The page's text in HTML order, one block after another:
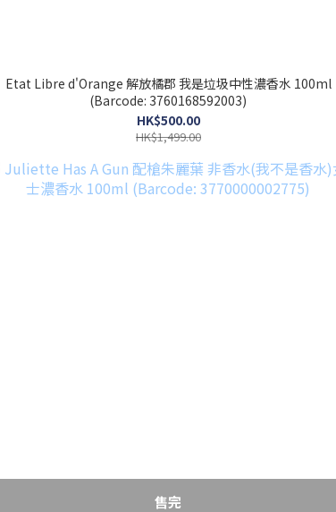
Etat Libre d'Orange 解放橘郡 我是垃圾中性濃香水 100ml
(Barcode: 3760168592003)
HK$500.00
HK$1,499.00
售完